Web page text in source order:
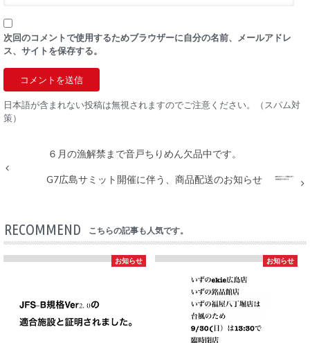
次回のコメントで使用するためブラウザーに自分の名前、メールアドレ
ス、サイトを保存する。
日本語が含まれない投稿は無視されますのでご注意ください。（スパム対
策）
６月の漁解禁まで音戸ちりめん欠品中です。
G7広島サミット開催に伴う、商品配送のお知らせ
RECOMMEND こちらの記事も人気です。
お知らせ お知らせ